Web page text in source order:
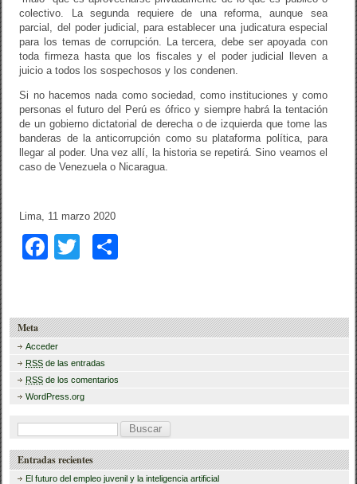
colectivo. La segunda requiere de una reforma, aunque sea
parcial, del poder judicial, para establecer una judicatura especial
para los temas de corrupción. La tercera, debe ser apoyada con
toda firmeza hasta que los fiscales y el poder judicial lleven a
juicio a todos los sospechosos y los condenen.
Si no hacemos nada como sociedad, como instituciones y como
personas el futuro del Perú es ófrico y siempre habrá la tentación
de un gobierno dictatorial de derecha o de izquierda que tome las
banderas de la anticorrupción como su plataforma política, para
llegar al poder. Una vez allí, la historia se repetirá. Sino veamos el
caso de Venezuela o Nicaragua.
Lima, 11 marzo 2020
F
e
b
o
o
k
T
er p
tir
Meta
Acceder
RSS de las entradas
RSS de los comentarios
WordPress.org
B
u
s
Entradas recientes
El futuro del empleo juvenil y la inteligencia artificial